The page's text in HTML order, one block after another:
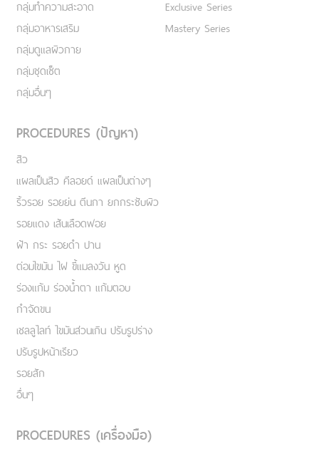
กลุ่มทำความสะอาด
กลุ่มอาหารเสริม
กลุ่มดูแลผิวกาย
กลุ่มชุดเซ็ต
กลุ่มอื่นๆ
Exclusive Series
Mastery Series
PROCEDURES (ปัญหา)
สิว
แผลเป็นสิว คีลอยด์ แผลเป็นต่างๆ
ริ้วรอย รอยย่น ตีนกา ยกกระชับผิว
รอยแดง เส้นเลือดฟอย
ฝ้า กระ รอยดำ ปาน
ต่อมไขมัน ไฝ ขี้แมลงวัน หูด
ร่องแก้ม ร่องน้ำตา แก้มตอบ
กำจัดขน
เชลลูไลท์ ไขมันส่วนเกิน ปรับรูปร่าง
ปรับรูปหน้าเรียว
รอยสัก
อื่นๆ
PROCEDURES (เครื่องมือ)